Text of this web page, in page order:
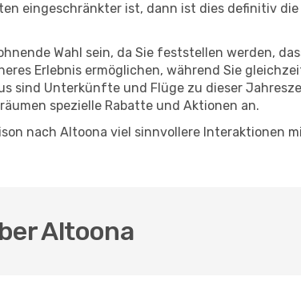
eingeschränkter ist, dann ist dies definitiv
Wahl sein, da Sie feststellen werden,
Erlebnis ermöglichen, während Sie
sind Unterkünfte und Flüge zu dieser
spezielle Rabatte und Aktionen an.
nach Altoona viel sinnvollere Interaktionen
Altoona